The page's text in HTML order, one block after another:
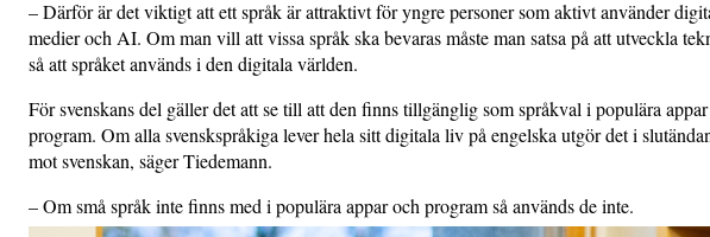
– Därför är det viktigt att ett språk är attraktivt för yngre personer som aktivt använder
medier och AI. Om man vill att vissa språk ska bevaras måste man satsa på att utveckla
så att språket används i den digitala världen.
För svenskans del gäller det att se till att den finns tillgänglig som språkval i populära
program. Om alla svenskspråkiga lever hela sitt digitala liv på engelska utgör det i
mot svenskan, säger Tiedemann.
– Om små språk inte finns med i populära appar och program så används de inte.